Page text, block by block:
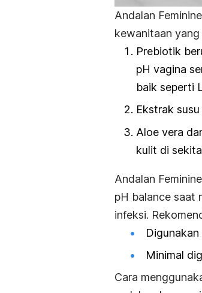
Andalan
kewanitaan yang
Prebiotik
pH vagina
baik seperti
Ekstrak
Aloe vera
kulit di
Andalan
pH balance saat
infeksi.
Minimal
Cara